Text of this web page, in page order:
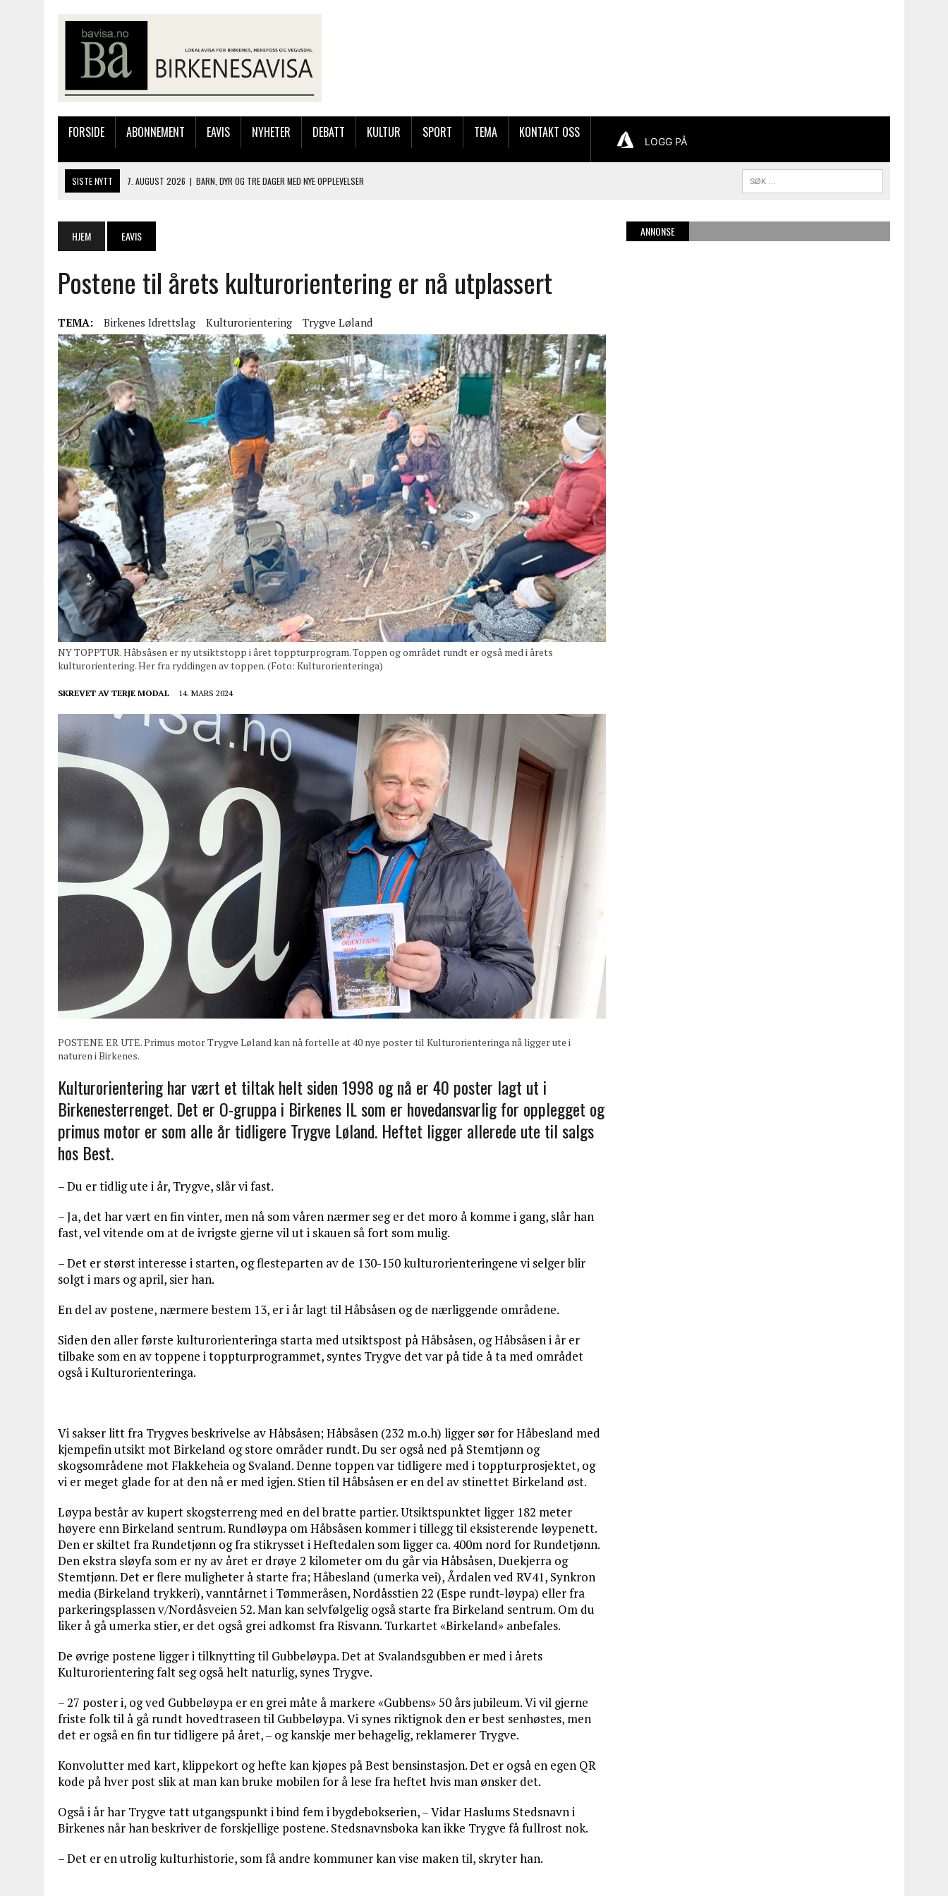
FORSIDE ABONNEMENT EAVIS NYHETER DEBATT KULTUR SPORT TEMA KONTAKT OSS
LOGG PÅ
SISTE NYTT 7. AUGUST 2026 | BARN, DYR OG TRE DAGER MED NYE OPPLEVELSER
6. AUGUST 2026 | BYGGING AV FLATBUNNINGER PÅ MUSEET
7. AUGUST 2026
FLYTTER PRODUKSJONEN TIL OSLO: FLERE MISTER JOBBEN VED SYNKRON MEDIA
HJEM EAVIS
Postene til årets kulturorientering er nå utplassert
TEMA: Birkenes Idrettslag Kulturorientering Trygve Løland
NY TOPPTUR. Håbsåsen er ny utsiktstopp i året toppturprogram. Toppen og området rundt er også med i årets
kulturorientering. Her fra ryddingen av toppen. (Foto: Kulturorienteringa)
SKREVET AV TERJE MODAL 14. MARS 2024
POSTENE ER UTE. Primus motor Trygve Løland kan nå fortelle at 40 nye poster til Kulturorienteringa nå ligger ute i
naturen i Birkenes.
Kulturorientering har vært et tiltak helt siden 1998 og nå er 40 poster lagt ut i
Birkenesterrenget. Det er O-gruppa i Birkenes IL som er hovedansvarlig for opplegget og
primus motor er som alle år tidligere Trygve Løland. Heftet ligger allerede ute til salgs
hos Best.
– Du er tidlig ute i år, Trygve, slår vi fast.
– Ja, det har vært en fin vinter, men nå som våren nærmer seg er det moro å komme i gang, slår han
fast, vel vitende om at de ivrigste gjerne vil ut i skauen så fort som mulig.
– Det er størst interesse i starten, og flesteparten av de 130-150 kulturorienteringene vi selger blir
solgt i mars og april, sier han.
En del av postene, nærmere bestem 13, er i år lagt til Håbsåsen og de nærliggende områdene.
Siden den aller første kulturorienteringa starta med utsiktspost på Håbsåsen, og Håbsåsen i år er
tilbake som en av toppene i toppturprogrammet, syntes Trygve det var på tide å ta med området
også i Kulturorienteringa.
Vi sakser litt fra Trygves beskrivelse av Håbsåsen; Håbsåsen (232 m.o.h) ligger sør for Håbesland med
kjempefin utsikt mot Birkeland og store områder rundt. Du ser også ned på Stemtjønn og
skogsområdene mot Flakkeheia og Svaland. Denne toppen var tidligere med i toppturprosjektet, og
vi er meget glade for at den nå er med igjen. Stien til Håbsåsen er en del av stinettet Birkeland øst.
Løypa består av kupert skogsterreng med en del bratte partier. Utsiktspunktet ligger 182 meter
høyere enn Birkeland sentrum. Rundløypa om Håbsåsen kommer i tillegg til eksisterende løypenett.
Den er skiltet fra Rundetjønn og fra stikrysset i Heftedalen som ligger ca. 400m nord for Rundetjønn.
Den ekstra sløyfa som er ny av året er drøye 2 kilometer om du går via Håbsåsen, Duekjerra og
Stemtjønn. Det er flere muligheter å starte fra; Håbesland (umerka vei), Årdalen ved RV41, Synkron
media (Birkeland trykkeri), vanntårnet i Tømmeråsen, Nordåsstien 22 (Espe rundt-løypa) eller fra
parkeringsplassen v/Nordåsveien 52. Man kan selvfølgelig også starte fra Birkeland sentrum. Om du
liker å gå umerka stier, er det også grei adkomst fra Risvann. Turkartet «Birkeland» anbefales.
De øvrige postene ligger i tilknytting til Gubbeløypa. Det at Svalandsgubben er med i årets
Kulturorientering falt seg også helt naturlig, synes Trygve.
– 27 poster i, og ved Gubbeløypa er en grei måte å markere «Gubbens» 50 års jubileum. Vi vil gjerne
friste folk til å gå rundt hovedtraseen til Gubbeløypa. Vi synes riktignok den er best senhøstes, men
det er også en fin tur tidligere på året, – og kanskje mer behagelig, reklamerer Trygve.
Konvolutter med kart, klippekort og hefte kan kjøpes på Best bensinstasjon. Det er også en egen QR
kode på hver post slik at man kan bruke mobilen for å lese fra heftet hvis man ønsker det.
Også i år har Trygve tatt utgangspunkt i bind fem i bygdebokserien, – Vidar Haslums Stedsnavn i
Birkenes når han beskriver de forskjellige postene. Stedsnavnsboka kan ikke Trygve få fullrost nok.
– Det er en utrolig kulturhistorie, som få andre kommuner kan vise maken til, skryter han.
ANNONSE